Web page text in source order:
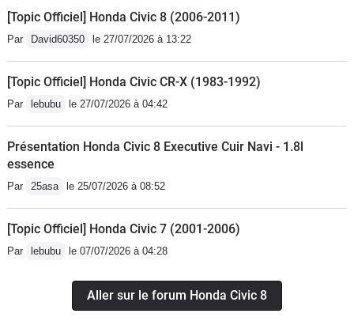
[Topic Officiel] Honda Civic 8 (2006-2011)
Par David60350 le 27/07/2026 à 13:22
[Topic Officiel] Honda Civic CR-X (1983-1992)
Par lebubu le 27/07/2026 à 04:42
Présentation Honda Civic 8 Executive Cuir Navi - 1.8l
essence
Par 25asa le 25/07/2026 à 08:52
[Topic Officiel] Honda Civic 7 (2001-2006)
Par lebubu le 07/07/2026 à 04:28
Aller sur le forum Honda Civic 8